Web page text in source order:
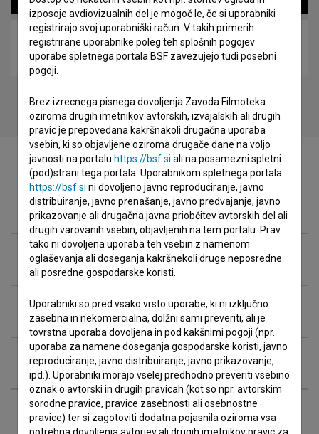
Babsi Adler (2022)
biografski, LGBT
Zasedba
Ekipa
Organizacije
Nagrade in nominacije
Projekcije
izposoje avdiovizualnih del je mogoč le, če si uporabniki
registrirajo svoj uporabniški račun. V takih primerih
registrirane uporabnike poleg teh splošnih pogojev
uporabe spletnega portala BSF zavezujejo tudi posebni
pogoji.
Brez izrecnega pisnega dovoljenja Zavoda Filmoteka
oziroma drugih imetnikov avtorskih, izvajalskih ali drugih
pravic je prepovedana kakršnakoli drugačna uporaba
vsebin, ki so objavljene oziroma drugače dane na voljo
javnosti na portalu https://bsf.si ali na posamezni spletni
(pod)strani tega portala. Uporabnikom spletnega portala
https://bsf.si ni dovoljeno javno reproduciranje, javno
distribuiranje, javno prenašanje, javno predvajanje, javno
prikazovanje ali drugačna javna priobčitev avtorskih del ali
drugih varovanih vsebin, objavljenih na tem portalu. Prav
tako ni dovoljena uporaba teh vsebin z namenom
oglaševanja ali doseganja kakršnekoli druge neposredne
ali posredne gospodarske koristi.
Uporabniki so pred vsako vrsto uporabe, ki ni izključno
zasebna in nekomercialna, dolžni sami preveriti, ali je
tovrstna uporaba dovoljena in pod kakšnimi pogoji (npr.
uporaba za namene doseganja gospodarske koristi, javno
reproduciranje, javno distribuiranje, javno prikazovanje,
ipd.). Uporabniki morajo vselej predhodno preveriti vsebino
oznak o avtorski in drugih pravicah (kot so npr. avtorskim
sorodne pravice, pravice zasebnosti ali osebnostne
pravice) ter si zagotoviti dodatna pojasnila oziroma vsa